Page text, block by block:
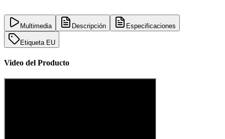
Multimedia Descripción Especificaciones
Etiqueta EU
Video del Producto